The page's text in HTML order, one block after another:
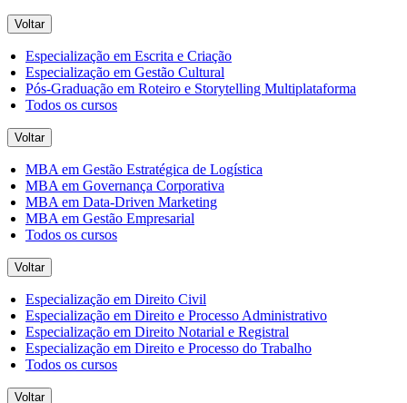
Voltar
Especialização em Escrita e Criação
Especialização em Gestão Cultural
Pós-Graduação em Roteiro e Storytelling Multiplataforma
Todos os cursos
Voltar
MBA em Gestão Estratégica de Logística
MBA em Governança Corporativa
MBA em Data-Driven Marketing
MBA em Gestão Empresarial
Todos os cursos
Voltar
Especialização em Direito Civil
Especialização em Direito e Processo Administrativo
Especialização em Direito Notarial e Registral
Especialização em Direito e Processo do Trabalho
Todos os cursos
Voltar